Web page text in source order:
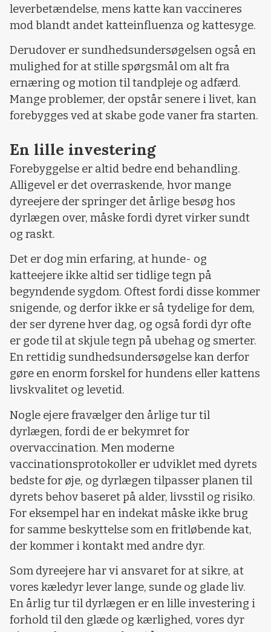
leverbetændelse, mens katte kan vaccineres
mod blandt andet katteinfluenza og kattesyge.
Derudover er sundhedsundersøgelsen også en
mulighed for at stille spørgsmål om alt fra
ernæring og motion til tandpleje og adfærd.
Mange problemer, der opstår senere i livet, kan
forebygges ved at skabe gode vaner fra starten.
En lille investering
Forebyggelse er altid bedre end behandling.
Alligevel er det overraskende, hvor mange
dyreejere der springer det årlige besøg hos
dyrlægen over, måske fordi dyret virker sundt
og raskt.
Det er dog min erfaring, at hunde- og
katteejere ikke altid ser tidlige tegn på
begyndende sygdom. Oftest fordi disse kommer
snigende, og derfor ikke er så tydelige for dem,
der ser dyrene hver dag, og også fordi dyr ofte
er gode til at skjule tegn på ubehag og smerter.
En rettidig sundhedsundersøgelse kan derfor
gøre en enorm forskel for hundens eller kattens
livskvalitet og levetid.
Nogle ejere fravælger den årlige tur til
dyrlægen, fordi de er bekymret for
overvaccination. Men moderne
vaccinationsprotokoller er udviklet med dyrets
bedste for øje, og dyrlægen tilpasser planen til
dyrets behov baseret på alder, livsstil og risiko.
For eksempel har en indekat måske ikke brug
for samme beskyttelse som en fritløbende kat,
der kommer i kontakt med andre dyr.
Som dyreejere har vi ansvaret for at sikre, at
vores kæledyr lever lange, sunde og glade liv.
En årlig tur til dyrlægen er en lille investering i
forhold til den glæde og kærlighed, vores dyr